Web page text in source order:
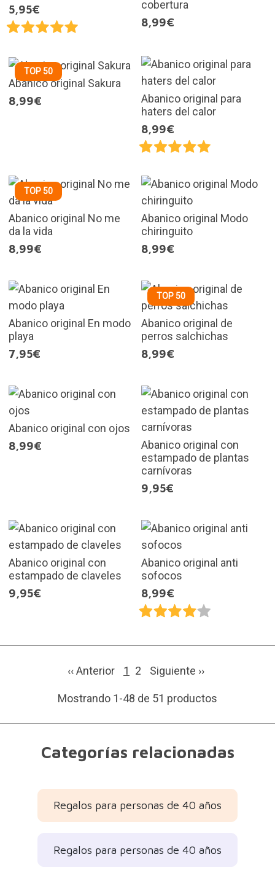
5,95€
cobertura
8,99€
TOP 50
Abanico original Sakura
8,99€
Abanico original para
haters del calor
8,99€
TOP 50
Abanico original No me
da la vida
8,99€
Abanico original Modo
chiringuito
8,99€
Abanico original En modo
playa
7,95€
TOP 50
Abanico original de
perros salchichas
8,99€
Abanico original con ojos
8,99€
Abanico original con
estampado de plantas
carnívoras
9,95€
Abanico original con
estampado de claveles
9,95€
Abanico original anti
sofocos
8,99€
‹‹ Anterior 1 2 Siguiente ››
Mostrando 1-48 de 51 productos
Categorías relacionadas
Regalos para personas de 40 años
Regalos para personas de 40 años